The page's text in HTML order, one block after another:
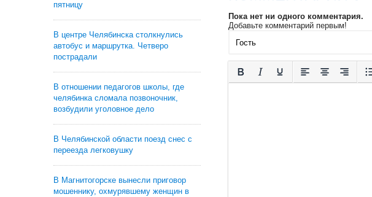
пятницу
В центре Челябинска столкнулись
автобус и маршрутка. Четверо
пострадали
В отношении педагогов школы, где
челябинка сломала позвоночник,
возбудили уголовное дело
В Челябинской области поезд снес с
переезда легковушку
В Магнитогорске вынесли приговор
мошеннику, охмурявшему женщин в
Пока нет ни одного комментария.
Добавьте комментарий первым!